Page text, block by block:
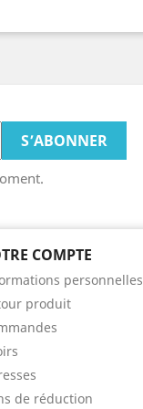
COMPTE
personnelles
produit
de réduction